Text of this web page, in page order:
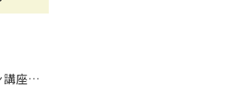
代ゼミサテライン講座で夏期講習会を自宅受講し大学受験対策を効率化する方法